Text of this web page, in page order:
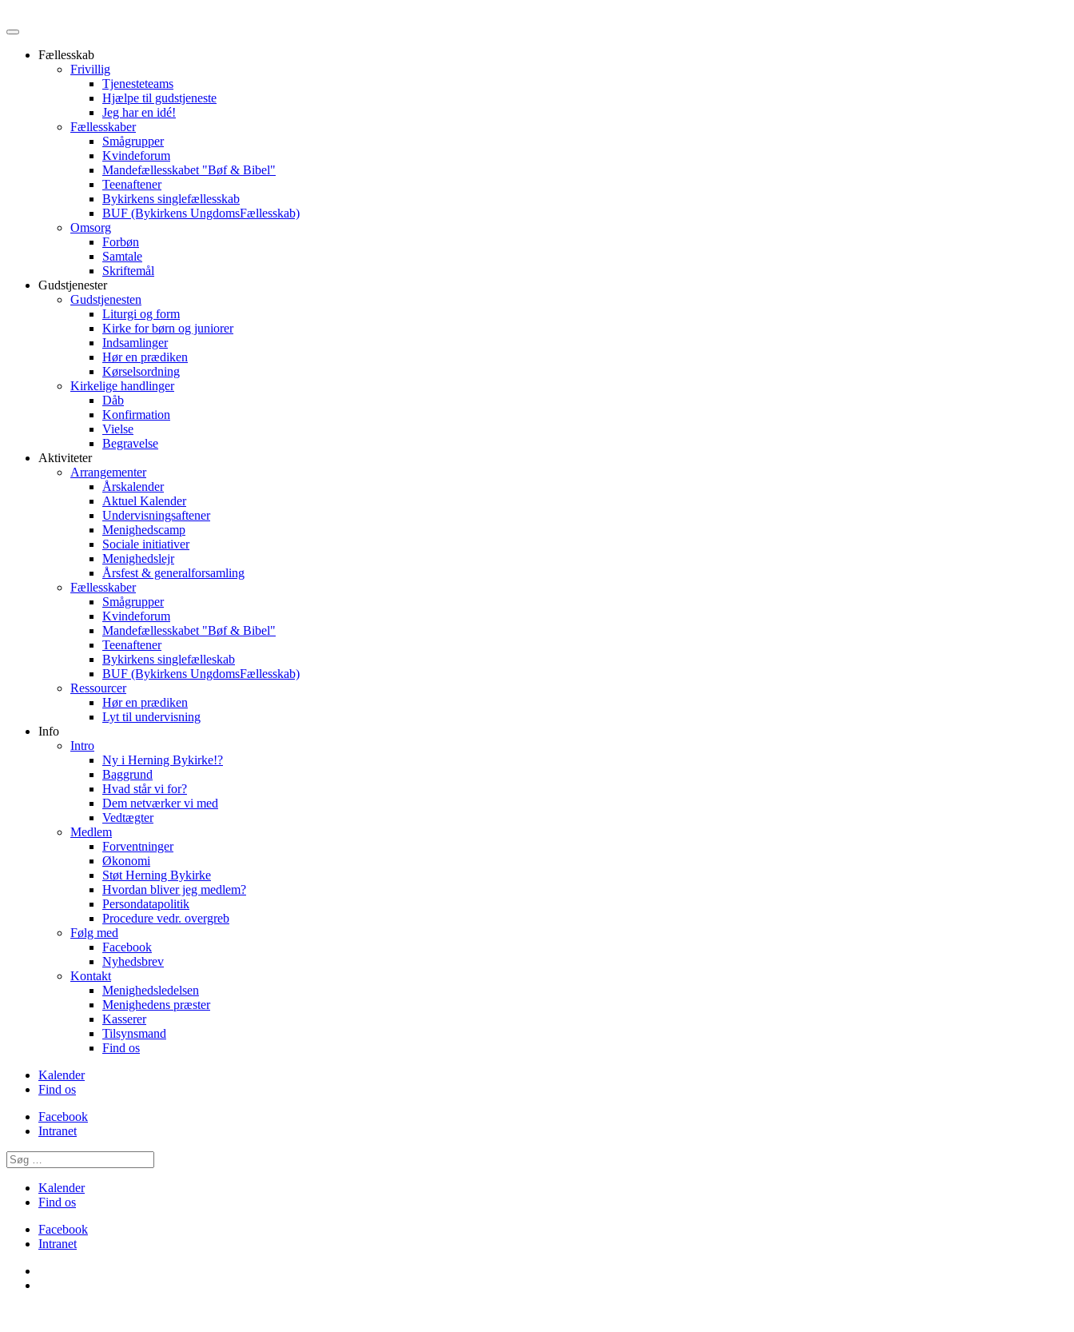
Fællesskab
Frivillig
Tjenesteteams
Hjælpe til gudstjeneste
Jeg har en idé!
Fællesskaber
Smågrupper
Kvindeforum
Mandefællesskabet "Bøf & Bibel"
Teenaftener
Bykirkens singlefællesskab
BUF (Bykirkens UngdomsFællesskab)
Omsorg
Forbøn
Samtale
Skriftemål
Gudstjenester
Gudstjenesten
Liturgi og form
Kirke for børn og juniorer
Indsamlinger
Hør en prædiken
Kørselsordning
Kirkelige handlinger
Dåb
Konfirmation
Vielse
Begravelse
Aktiviteter
Arrangementer
Årskalender
Aktuel Kalender
Undervisningsaftener
Menighedscamp
Sociale initiativer
Menighedslejr
Årsfest & generalforsamling
Fællesskaber
Smågrupper
Kvindeforum
Mandefællesskabet "Bøf & Bibel"
Teenaftener
Bykirkens singlefælleskab
BUF (Bykirkens UngdomsFællesskab)
Ressourcer
Hør en prædiken
Lyt til undervisning
Info
Intro
Ny i Herning Bykirke!?
Baggrund
Hvad står vi for?
Dem netværker vi med
Vedtægter
Medlem
Forventninger
Økonomi
Støt Herning Bykirke
Hvordan bliver jeg medlem?
Persondatapolitik
Procedure vedr. overgreb
Følg med
Facebook
Nyhedsbrev
Kontakt
Menighedsledelsen
Menighedens præster
Kasserer
Tilsynsmand
Find os
Kalender
Find os
Facebook
Intranet
Kalender
Find os
Facebook
Intranet